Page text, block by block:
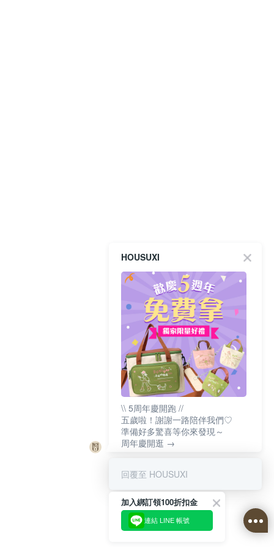
HOUSUXI
\\ 5周年慶開跑 //
五歲啦！謝謝一路陪伴我們♡
準備好多驚喜等你來發現～
周年慶開逛 →
回覆至 HOUSUXI
加入綁訂領100折扣金
連結 LINE 帳號